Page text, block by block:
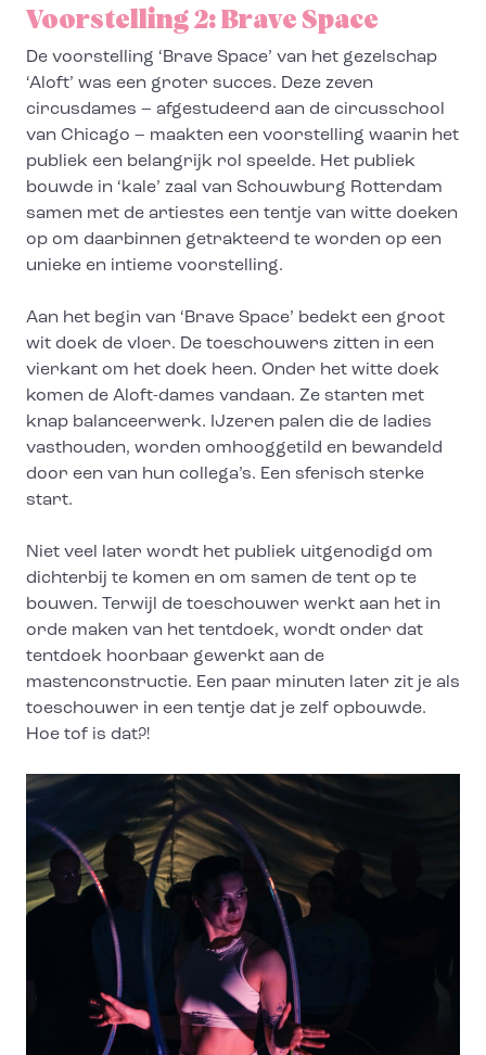
Voorstelling 2: Brave Space
De voorstelling ‘Brave Space’ van het gezelschap
‘Aloft’ was een groter succes. Deze zeven
circusdames – afgestudeerd aan de circusschool
van Chicago – maakten een voorstelling waarin het
publiek een belangrijk rol speelde. Het publiek
bouwde in ‘kale’ zaal van Schouwburg Rotterdam
samen met de artiestes een tentje van witte doeken
op om daarbinnen getrakteerd te worden op een
unieke en intieme voorstelling.
Aan het begin van ‘Brave Space’ bedekt een groot
wit doek de vloer. De toeschouwers zitten in een
vierkant om het doek heen. Onder het witte doek
komen de Aloft-dames vandaan. Ze starten met
knap balanceerwerk. IJzeren palen die de ladies
vasthouden, worden omhooggetild en bewandeld
door een van hun collega’s. Een sferisch sterke
start.
Niet veel later wordt het publiek uitgenodigd om
dichterbij te komen en om samen de tent op te
bouwen. Terwijl de toeschouwer werkt aan het in
orde maken van het tentdoek, wordt onder dat
tentdoek hoorbaar gewerkt aan de
mastenconstructie. Een paar minuten later zit je als
toeschouwer in een tentje dat je zelf opbouwde.
Hoe tof is dat?!